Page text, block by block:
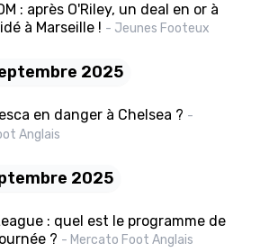
: après O'Riley, un deal en or à
à Marseille ! - Jeunes Footeux
2025
en danger à Chelsea ? -
Anglais
2025
: quel est le programme de
? - Mercato Foot Anglais